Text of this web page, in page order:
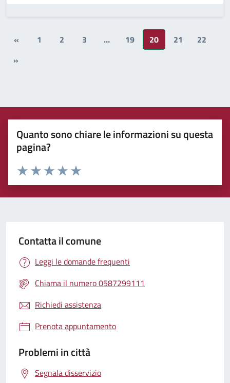
« 1 2 3 … 19 20 21
22
»
Quanto sono chiare le informazioni su questa
pagina?
Rating:
Valuta 5 stelle su 5
Valuta 4 stelle su 5
Valuta 3 stelle su 5
Valuta 2 stelle su 5
Valuta 1 stelle su 5
Contatta il comune
Leggi le domande frequenti
Chiama il numero 0587299111
Richiedi assistenza
Prenota appuntamento
Problemi in città
Segnala disservizio